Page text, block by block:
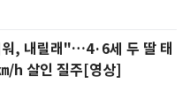
, 내릴래"…4·6세 두 딸 태
/h 살인 질주[영상]